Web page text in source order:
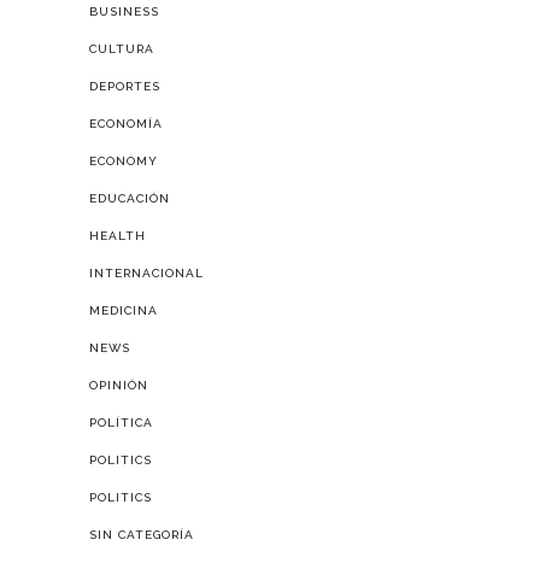
BUSINESS
CULTURA
DEPORTES
ECONOMÍA
ECONOMY
EDUCACIÓN
HEALTH
INTERNACIONAL
MEDICINA
NEWS
OPINIÓN
POLÍTICA
POLITICS
POLITICS
SIN CATEGORÍA